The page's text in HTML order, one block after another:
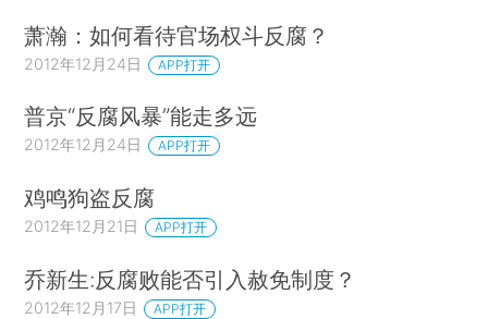
萧瀚：如何看待官场权斗反腐？
2012年12月24日 APP打开
普京“反腐风暴”能走多远
2012年12月24日 APP打开
鸡鸣狗盗反腐
2012年12月21日 APP打开
乔新生:反腐败能否引入赦免制度？
2012年12月17日 APP打开